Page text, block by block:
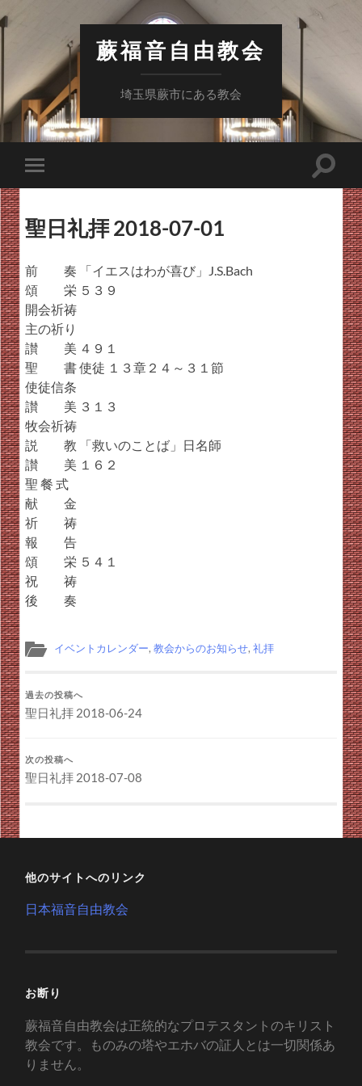
蕨福音自由教会
埼玉県蕨市にある教会
モ
バ
ル
メ
ニ
ー
り
替
え
る
検
聖日礼拝 2018-07-01
前 奏 「イエスはわが喜び」J.S.Bach
頌 栄 ５３９
開会祈祷
主の祈り
讃 美 ４９１
聖 書 使徒 １３章２４～３１節
使徒信条
讃 美 ３１３
牧会祈祷
説 教 「救いのことば」日名師
讃 美 １６２
聖 餐 式
献 金
祈 祷
報 告
頌 栄 ５４１
祝 祷
後 奏
イベントカレンダー,教会からのお知らせ,礼拝
過去の投稿へ
聖日礼拝 2018-06-24
次の投稿へ
聖日礼拝 2018-07-08
他のサイトへのリンク
日本福音自由教会
お断り
蕨福音自由教会は正統的なプロテスタントのキリスト
教会です。ものみの塔やエホバの証人とは一切関係あ
りません。